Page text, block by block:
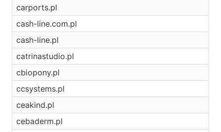
carports.pl
cash-line.com.pl
cash-line.pl
catrinastudio.pl
cbiopony.pl
ccsystems.pl
ceakind.pl
cebaderm.pl